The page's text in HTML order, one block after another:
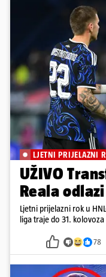
LJETNI PRIJELAZNI
UŽIVO
Reala
Ljetni prijelazni rok u
liga traje do 31.
78